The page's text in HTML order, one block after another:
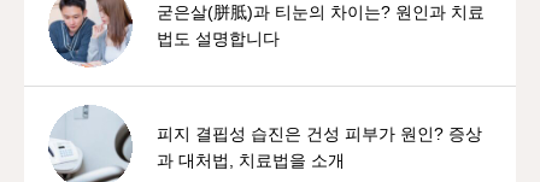
굳은살(胼胝)과 티눈의 차이는? 원인과 치료
법도 설명합니다
피지 결핍성 습진은 건성 피부가 원인? 증상
과 대처법, 치료법을 소개